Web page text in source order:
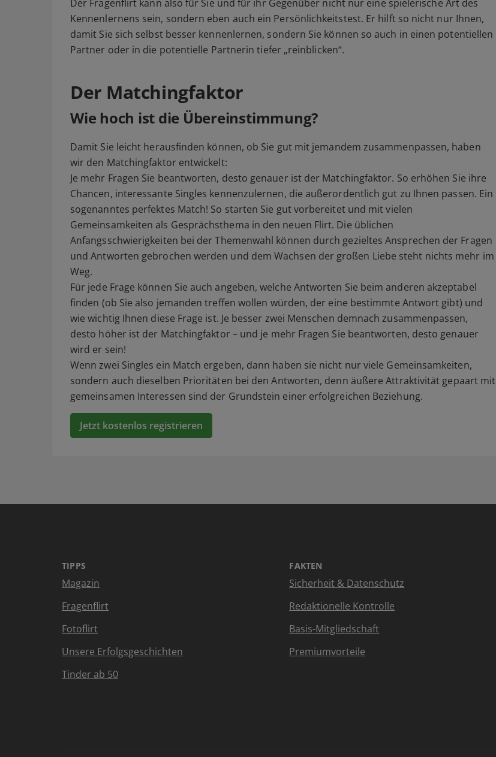
Der Fragenflirt kann also für Sie und für ihr Gegenüber nicht nur eine spielerische Art des
Kennenlernens sein, sondern eben auch ein Persönlichkeitstest. Er hilft so nicht nur Ihnen,
damit Sie sich selbst besser kennenlernen, sondern Sie können so auch in einen potentiellen
Partner oder in die potentielle Partnerin tiefer „reinblicken“.
Der Matchingfaktor
Wie hoch ist die Übereinstimmung?
Damit Sie leicht herausfinden können, ob Sie gut mit jemandem zusammenpassen, haben
wir den Matchingfaktor entwickelt:
Je mehr Fragen Sie beantworten, desto genauer ist der Matchingfaktor. So erhöhen Sie ihre
Chancen, interessante Singles kennenzulernen, die außerordentlich gut zu Ihnen passen. Ein
sogenanntes perfektes Match! So starten Sie gut vorbereitet und mit vielen
Gemeinsamkeiten als Gesprächsthema in den neuen Flirt. Die üblichen
Anfangsschwierigkeiten bei der Themenwahl können durch gezieltes Ansprechen der Fragen
und Antworten gebrochen werden und dem Wachsen der großen Liebe steht nichts mehr im
Weg.
Für jede Frage können Sie auch angeben, welche Antworten Sie beim anderen akzeptabel
finden (ob Sie also jemanden treffen wollen würden, der eine bestimmte Antwort gibt) und
wie wichtig Ihnen diese Frage ist. Je besser zwei Menschen demnach zusammenpassen,
desto höher ist der Matchingfaktor – und je mehr Fragen Sie beantworten, desto genauer
wird er sein!
Wenn zwei Singles ein Match ergeben, dann haben sie nicht nur viele Gemeinsamkeiten,
sondern auch dieselben Prioritäten bei den Antworten, denn äußere Attraktivität gepaart mit
gemeinsamen Interessen sind der Grundstein einer erfolgreichen Beziehung.
Jetzt kostenlos registrieren
TIPPS
Magazin
Fragenflirt
Fotoflirt
Unsere Erfolgsgeschichten
Tinder ab 50
FAKTEN
Sicherheit & Datenschutz
Redaktionelle Kontrolle
Basis-Mitgliedschaft
Premiumvorteile